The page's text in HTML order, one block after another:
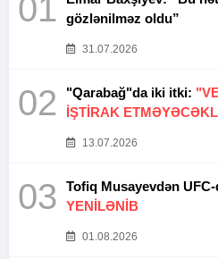
01
gözlənilməz oldu”
31.07.2026
02 "Qarabağ"da iki itki:
İŞTİRAK
13.07.2026
03
YENİLƏNİB
01.08.2026